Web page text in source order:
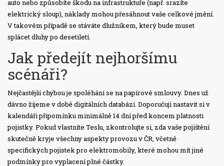
auto nebo způsobíte škodu na infrastruktuře (např. srazíte
elektrický sloup), náklady mohou přesáhnout vaše celkové jmění.
V takovém případě se stáváte dlužníkem, který bude muset
splácet dluhy po desetiletí.
Jak předejít nejhoršímu
scénáři?
Nejčastější chybou je spoléhání se na papírové smlouvy. Dnes už
dávno žijeme v době digitálních databází. Doporučuji nastavit si v
kalendáři připomínku minimálně 14 dní před koncem platnosti
pojistky. Pokud vlastníte Teslu, zkontrolujte si, zda vaše pojištění
skutečně kryje všechny aspekty provozu v ČR, včetně
specifických pojistek pro elektromobily, které mohou mít jiné
podmínky pro vyplacení plné částky.